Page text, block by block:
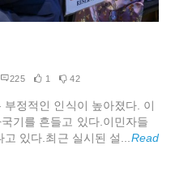
225 1 42
정적인 인식이 높아졌다. 이
기를 흔들고 있다.이민자들
있다.최근 실시된 설... Read